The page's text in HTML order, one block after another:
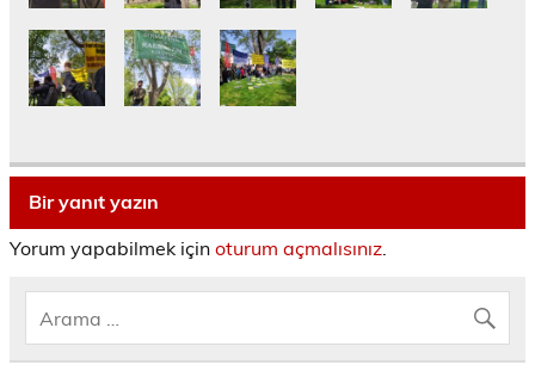
Bir yanıt yazın
Yorum yapabilmek için oturum açmalısınız